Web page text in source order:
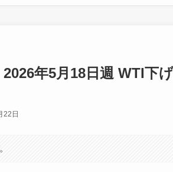
年5月18日週 WTI下
22日